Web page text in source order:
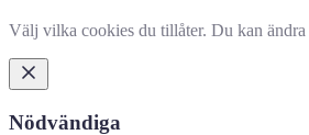
Välj vilka cookies du tillåter. Du kan ändra
Nödvändiga